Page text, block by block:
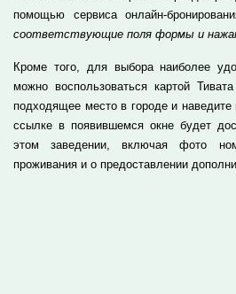
помощью сервиса онлайн-
соответствующие поля формы и
Кроме того, для выбора наиболее
можно воспользоваться картой
подходящее место в городе и наведите
ссылке в появившемся окне будет
этом заведении, включая фото
проживания и о предоставлении